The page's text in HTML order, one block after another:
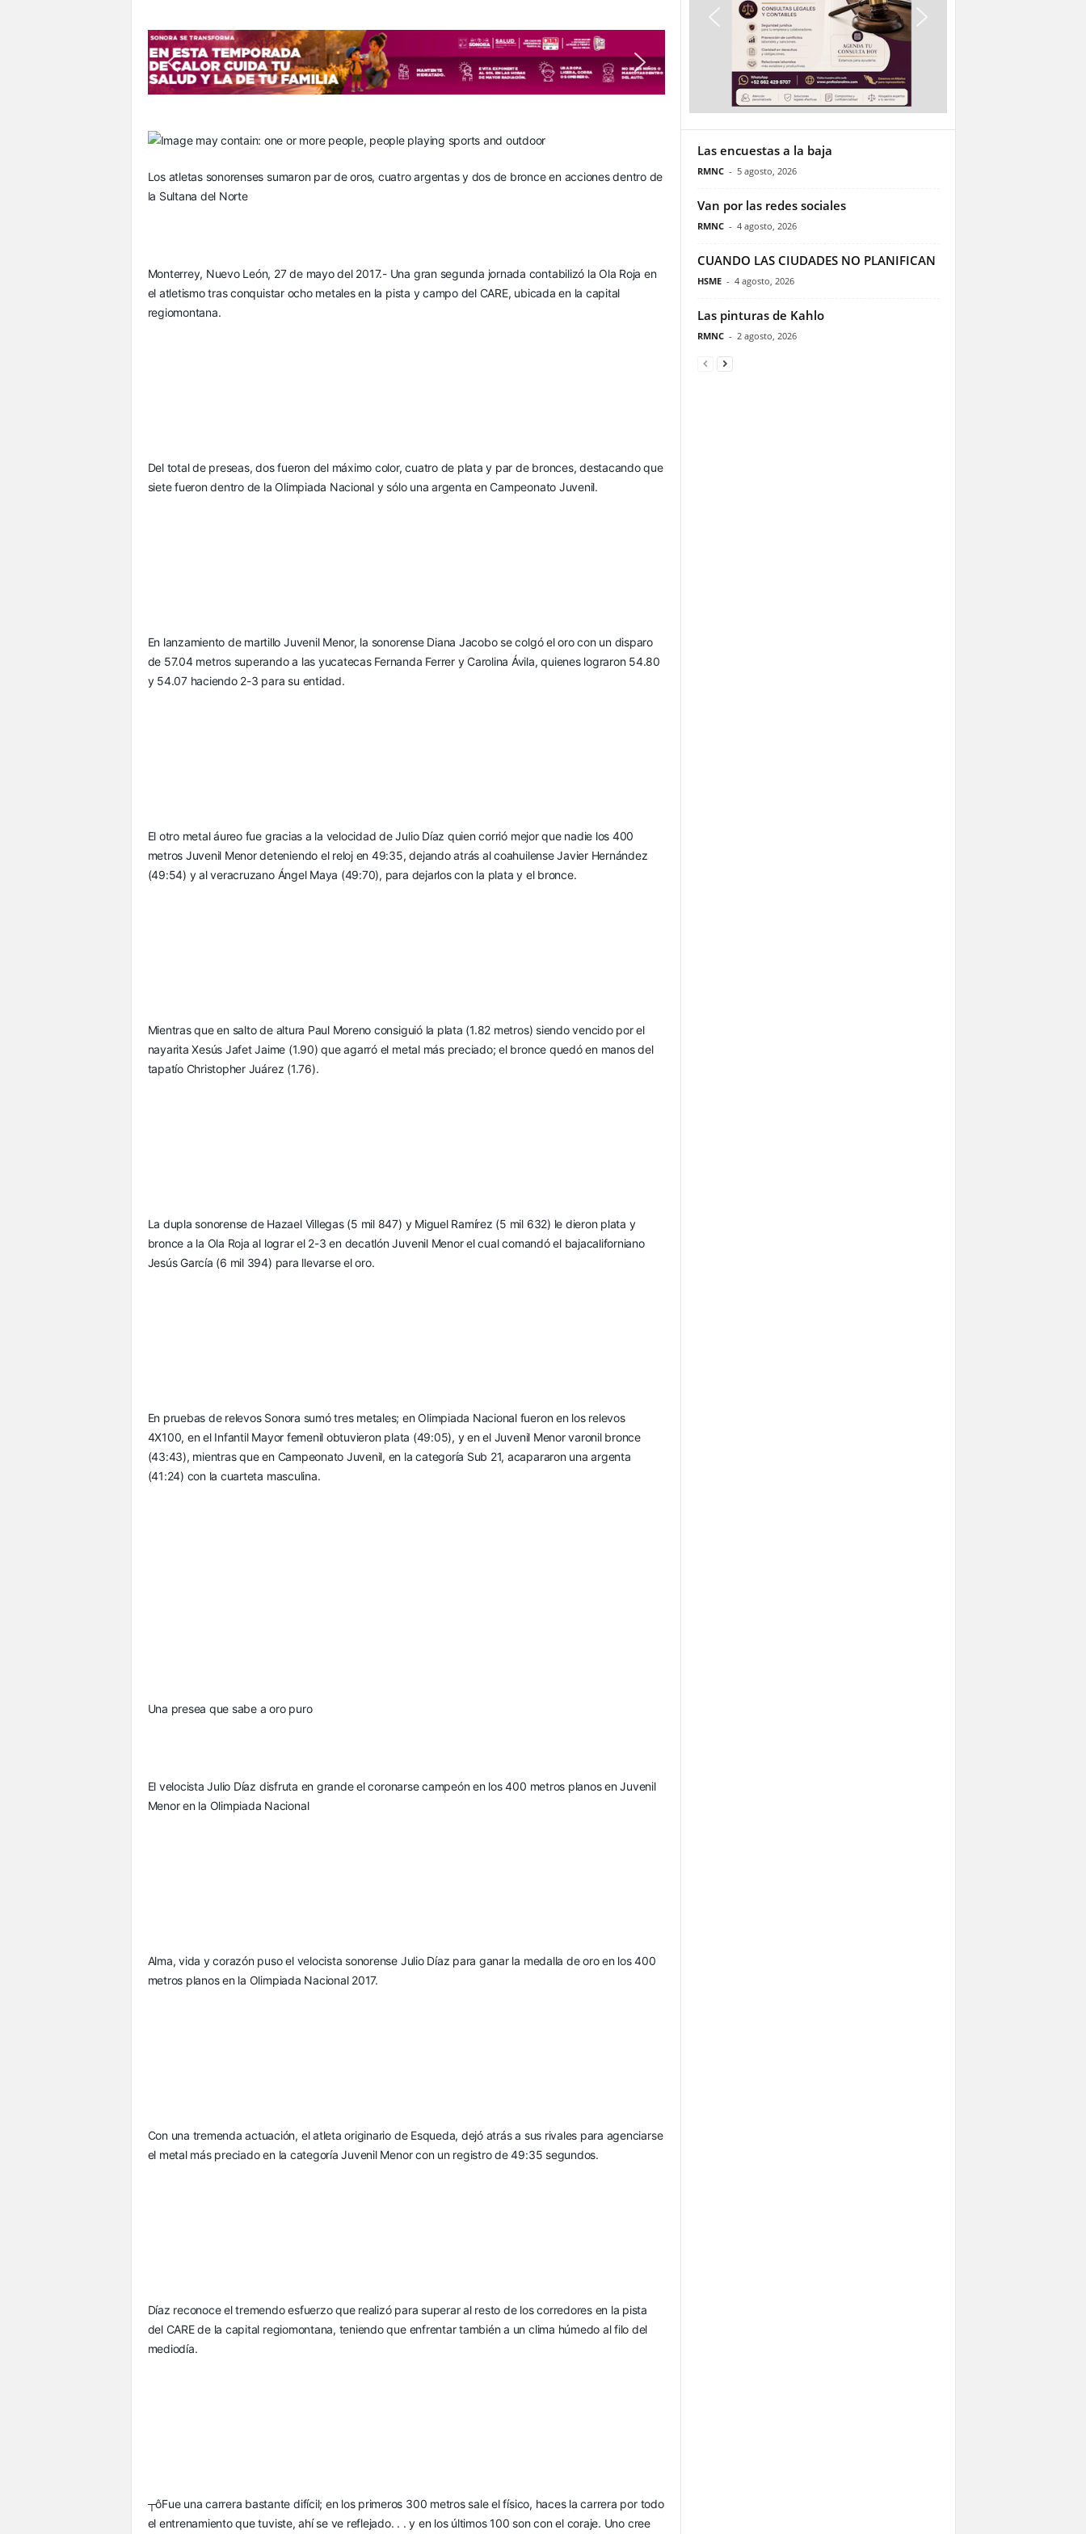
Los atletas sonorenses sumaron par de oros, cuatro argentas y dos de bronce en acciones dentro de
la Sultana del Norte
Monterrey, Nuevo León, 27 de mayo del 2017.- Una gran segunda jornada contabilizó la Ola Roja en
el atletismo tras conquistar ocho metales en la pista y campo del CARE, ubicada en la capital
regiomontana.
Del total de preseas, dos fueron del máximo color, cuatro de plata y par de bronces, destacando que
siete fueron dentro de la Olimpiada Nacional y sólo una argenta en Campeonato Juvenil.
En lanzamiento de martillo Juvenil Menor, la sonorense Diana Jacobo se colgó el oro con un disparo
de 57.04 metros superando a las yucatecas Fernanda Ferrer y Carolina Ávila, quienes lograron 54.80
y 54.07 haciendo 2-3 para su entidad.
El otro metal áureo fue gracias a la velocidad de Julio Díaz quien corrió mejor que nadie los 400
metros Juvenil Menor deteniendo el reloj en 49:35, dejando atrás al coahuilense Javier Hernández
(49:54) y al veracruzano Ángel Maya (49:70), para dejarlos con la plata y el bronce.
Mientras que en salto de altura Paul Moreno consiguió la plata (1.82 metros) siendo vencido por el
nayarita Xesús Jafet Jaime (1.90) que agarró el metal más preciado; el bronce quedó en manos del
tapatío Christopher Juárez (1.76).
La dupla sonorense de Hazael Villegas (5 mil 847) y Miguel Ramírez (5 mil 632) le dieron plata y
bronce a la Ola Roja al lograr el 2-3 en decatlón Juvenil Menor el cual comandó el bajacaliforniano
Jesús García (6 mil 394) para llevarse el oro.
En pruebas de relevos Sonora sumó tres metales; en Olimpiada Nacional fueron en los relevos
4X100, en el Infantil Mayor femenil obtuvieron plata (49:05), y en el Juvenil Menor varonil bronce
(43:43), mientras que en Campeonato Juvenil, en la categoría Sub 21, acapararon una argenta
(41:24) con la cuarteta masculina.
Una presea que sabe a oro puro
El velocista Julio Díaz disfruta en grande el coronarse campeón en los 400 metros planos en Juvenil
Menor en la Olimpiada Nacional
Alma, vida y corazón puso el velocista sonorense Julio Díaz para ganar la medalla de oro en los 400
metros planos en la Olimpiada Nacional 2017.
Con una tremenda actuación, el atleta originario de Esqueda, dejó atrás a sus rivales para agenciarse
el metal más preciado en la categoría Juvenil Menor con un registro de 49:35 segundos.
Díaz reconoce el tremendo esfuerzo que realizó para superar al resto de los corredores en la pista
del CARE de la capital regiomontana, teniendo que enfrentar también a un clima húmedo al filo del
mediodía.
┬ôFue una carrera bastante difícil; en los primeros 300 metros sale el físico, haces la carrera por todo
el entrenamiento que tuviste, ahí se ve reflejado. . . y en los últimos 100 son con el coraje. Uno cree
Las encuestas a la baja
RMNC - 5 agosto, 2026
Van por las redes sociales
RMNC - 4 agosto, 2026
CUANDO LAS CIUDADES NO PLANIFICAN
HSME - 4 agosto, 2026
Las pinturas de Kahlo
RMNC - 2 agosto, 2026